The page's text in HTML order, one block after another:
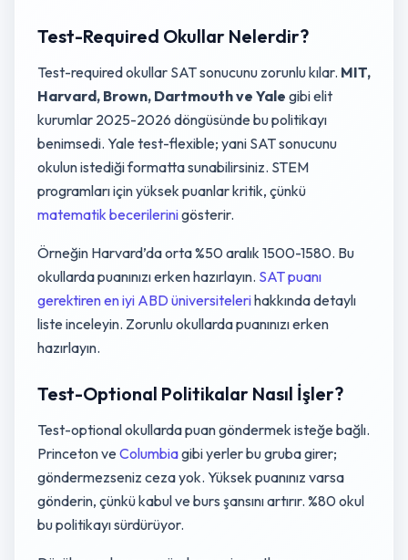
Test-Required Okullar Nelerdir?
Test-required okullar SAT sonucunu zorunlu kılar. MIT,
Harvard, Brown, Dartmouth ve Yale gibi elit
kurumlar 2025-2026 döngüsünde bu politikayı
benimsedi. Yale test-flexible; yani SAT sonucunu
okulun istediği formatta sunabilirsiniz. STEM
programları için yüksek puanlar kritik, çünkü
matematik becerilerinigösterir.
Örneğin Harvard’da orta %50 aralık 1500-1580. Bu
okullarda puanınızı erken hazırlayın. SAT puanı
gerektiren en iyi ABD üniversitelerihakkında detaylı
liste inceleyin. Zorunlu okullarda puanınızı erken
hazırlayın.
Test-Optional Politikalar Nasıl İşler?
Test-optional okullarda puan göndermek isteğe bağlı.
Princeton veColumbiagibi yerler bu gruba girer;
göndermezseniz ceza yok. Yüksek puanınız varsa
gönderin, çünkü kabul ve burs şansını artırır. %80 okul
bu politikayı sürdürüyor.